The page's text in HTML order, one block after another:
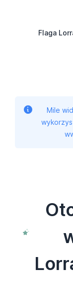
Flaga
Mile